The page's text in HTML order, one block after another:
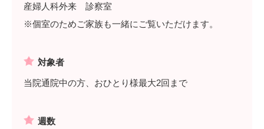
産婦人科外来 診察室
※個室のためご家族も一緒にご覧いただけます。
対象者
当院通院中の方、おひとり様最大2回まで
週数